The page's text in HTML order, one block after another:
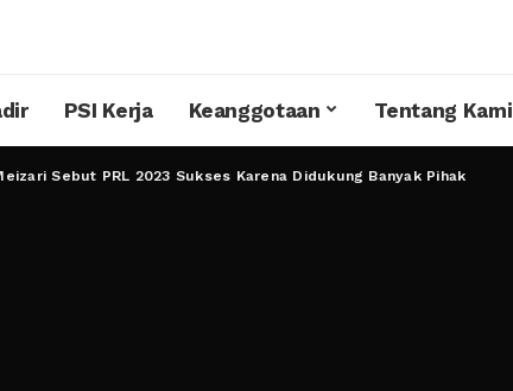
PSI Kerja Keanggotaan Tentang Kami
Sebut PRL 2023 Sukses Karena Didukung Banyak Pihak